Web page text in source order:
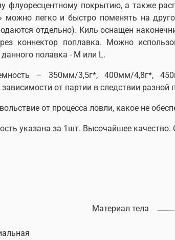
флуоресцентному покрытию, а также
легко и быстро поменять на
отдельно). Киль оснащен
коннектор поплавка. Можно
полавка - M или L.
– 350мм/3,5г*,400мм/4,8г*,
от партии в следствии разной
от процесса ловли, какое не
указана за 1шт. Высочайшее качество.
Материал тела